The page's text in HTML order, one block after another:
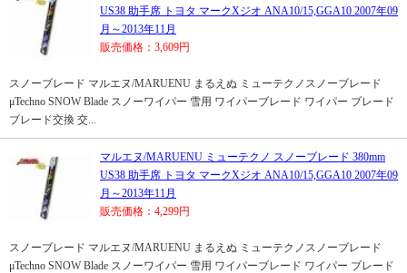
US38 助手席 トヨタ マークXジオ ANA10/15,GGA10 2007年09
月～2013年11月
販売価格：3,609円
スノーブレード マルエヌ/MARUENU まるえぬ ミューテクノスノーブレード
μTechno SNOW Blade スノーワイパー 雪用 ワイパーブレード ワイパー ブレード
ブレード交換 交...
マルエヌ/MARUENU ミューテクノ スノーブレード 380mm
US38 助手席 トヨタ マークXジオ ANA10/15,GGA10 2007年09
月～2013年11月
販売価格：4,299円
スノーブレード マルエヌ/MARUENU まるえぬ ミューテクノスノーブレード
μTechno SNOW Blade スノーワイパー 雪用 ワイパーブレード ワイパー ブレード